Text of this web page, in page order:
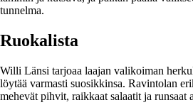
tunnelma.
Ruokalista
Willi Länsi tarjoaa laajan valikoiman
löytää varmasti suosikkinsa. Ravintolan
mehevät pihvit, raikkaat salaatit ja runsaat